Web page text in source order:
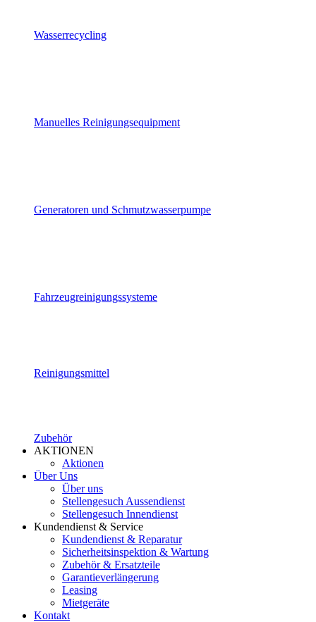
Wasserrecycling
Manuelles Reinigungsequipment
Generatoren und Schmutzwasserpumpe
Fahrzeugreinigungssysteme
Reinigungsmittel
Zubehör
AKTIONEN
Aktionen
Über Uns
Über uns
Stellengesuch Aussendienst
Stellengesuch Innendienst
Kundendienst & Service
Kundendienst & Reparatur
Sicherheitsinspektion & Wartung
Zubehör & Ersatzteile
Garantieverlängerung
Leasing
Mietgeräte
Kontakt